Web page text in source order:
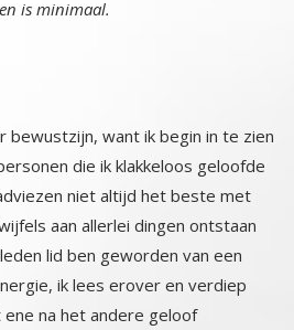
is minimaal.
bewustzijn, want ik begin in te zien
die ik klakkeloos geloofde
niet altijd het beste met
aan allerlei dingen ontstaan
lid ben geworden van een
ik lees erover en verdiep
het ene na het andere geloof
spreken het woord van
worden steeds meer
die gaan bepalen wat er wordt
kritischer en onderzoek van alles.
maar dan gaan er steeds meer
overtuigingen worden door mij
ervoor in de plaats, ik ben een
kookt en heel bewust met alles
mij kritisch naar veel dingen
me bij anderen. Er ontstaat
in mij. Ik durf onafhankelijk te
en familie vinden, los van wat
neem niet meer alles aan voor
opinies tot me te nemen,
te wantrouwen. Hier begin ik
Op dit niveau vindt er vaak
plaats van gezond leven op advies
op basis van eigen onderzochte
probeert uit en hervindt na
Ik heb nu zelf gevonden
lichaam. Let wel het gaat hier
De enige verandering is dat
over mijn lichaam. Het
ontwikkeld dat het ziet dat het zelf
Nadeel van deze positie is dat het
wit manier gebeurt. En dat geldt
ik vroeger geloofde en heb
mij verguisd en weggehoond.
kamp: het kamp: ‘alternatieve
voeding, en alternatieve
tegenstander van datgene waar ik
‘de voedingsindustrie
Ik ben dan ook heel kritisch
vorige (eigen) positie, en tracht
die positie samenhangt af te
brengen. Ik zoek ook voortdurend